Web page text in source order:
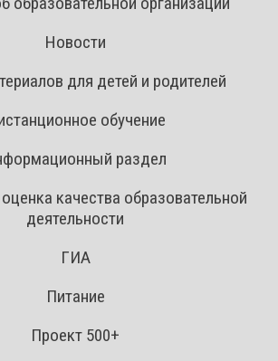
Новости
для детей и родителей
обучение
раздел
качества образовательной
деятельности
ГИА
Питание
Проект 500+